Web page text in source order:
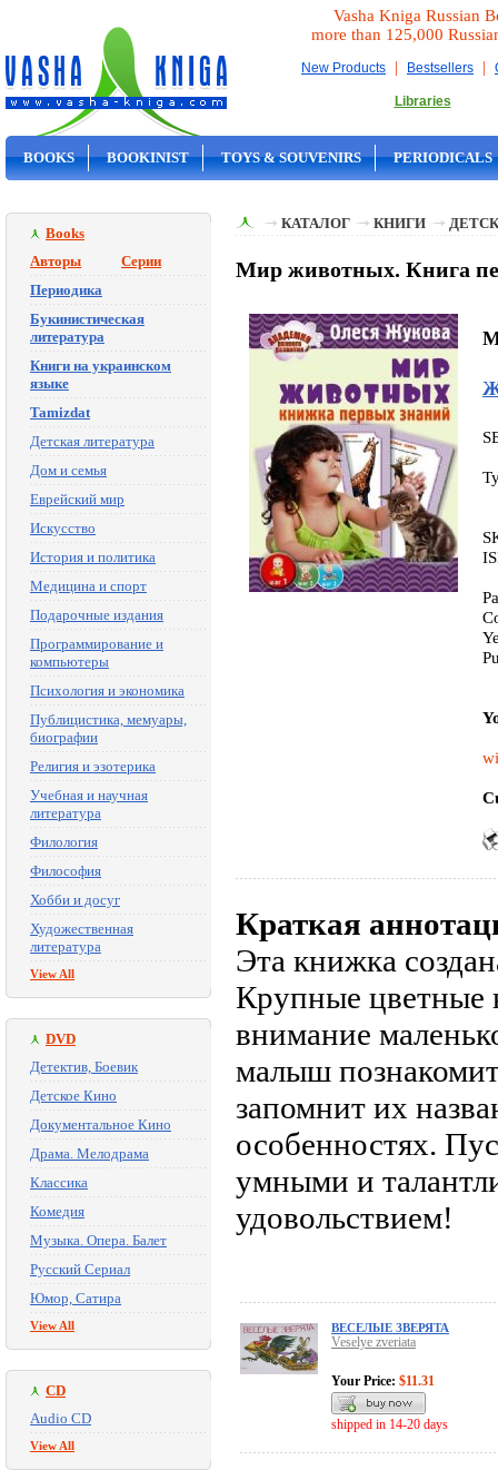
Vasha Kniga Russian
more than 125,000
New Products | Bestsellers |
Libraries
BOOKS BOOKINIST TOYS & SOUVENIRS PERIODICALS
Books
Авторы
Серии
Периодика
Букинистическая
литература
Книги на украинском
языке
Tamizdat
Детская литература
Дом и семья
Еврейский мир
Искусство
История и политика
Медицина и спорт
Подарочные издания
Программирование и
компьютеры
Психология и экономика
Публицистика, мемуары,
биографии
Религия и эзотерика
Учебная и научная
литература
Филология
Философия
Хобби и досуг
Художественная
литература
View All
DVD
Детектив, Боевик
Детское Кино
Документальное Кино
Драма. Мелодрама
Классика
Комедия
Музыка. Опера. Балет
Русский Сериал
Юмор, Сатира
View All
CD
Audio CD
View All
КАТАЛОГ КНИГИ
Мир животных. Книга
Краткая
Эта книжка
Крупные цветные
внимание
малыш
запомнит их
особенностях.
умными и
удовольствием!
ВЕСЕЛЫЕ ЗВЕРЯТА
Veselye zveriata
Your Price: $11.31
shipped in 14-20 days